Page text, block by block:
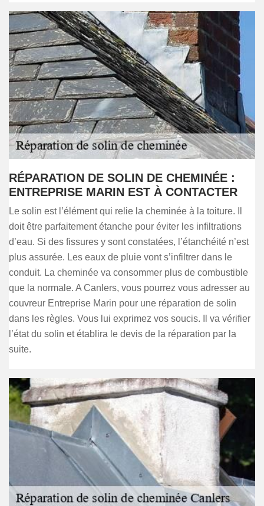
RÉPARATION DE SOLIN DE CHEMINÉE :
ENTREPRISE MARIN EST À CONTACTER
Le solin est l’élément qui relie la cheminée à la toiture. Il
doit être parfaitement étanche pour éviter les infiltrations
d’eau. Si des fissures y sont constatées, l’étanchéité n’est
plus assurée. Les eaux de pluie vont s’infiltrer dans le
conduit. La cheminée va consommer plus de combustible
que la normale. A Canlers, vous pourrez vous adresser au
couvreur Entreprise Marin pour une réparation de solin
dans les règles. Vous lui exprimez vos soucis. Il va vérifier
l’état du solin et établira le devis de la réparation par la
suite.